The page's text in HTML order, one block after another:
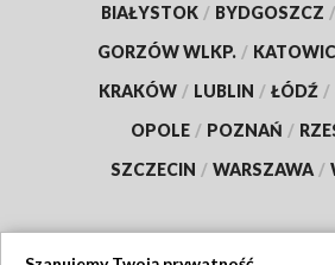
BIAŁYSTOK / BYDGOSZCZ /
GORZÓW WLKP. /
KRAKÓW / LUBLIN / ŁÓDŹ /
OPOLE / POZNAŃ /
SZCZECIN / WARSZAWA /